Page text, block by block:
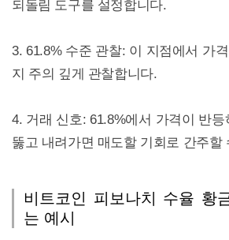
되돌림 도구를 설정합니다.
3. 61.8% 수준 관찰: 이 지점에서 가
지 주의 깊게 관찰합니다.
4. 거래 신호: 61.8%에서 가격이 반
뚫고 내려가면 매도할 기회로 간주할
비트코인 피보나치 수율 황
는 예시